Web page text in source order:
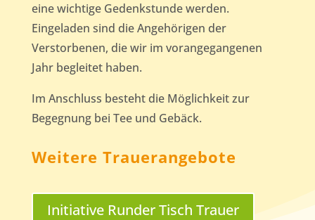
eine wichtige Gedenkstunde werden.
Eingeladen sind die Angehörigen der
Verstorbenen, die wir im vorangegangenen
Jahr begleitet haben.
Im Anschluss besteht die Möglichkeit zur
Begegnung bei Tee und Gebäck.
Weitere Trauerangebote
Initiative Runder Tisch Trauer